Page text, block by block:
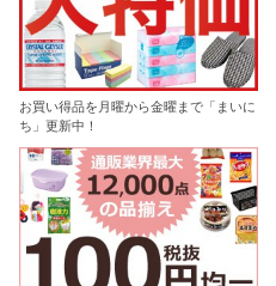
お買い得品を月曜から金曜まで「まいに
ち」更新中！